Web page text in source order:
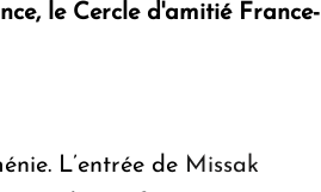
le Cercle d'amitié France-
L’entrée de Missak